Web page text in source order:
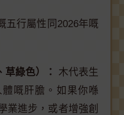
五行屬性同2026年嘅
綠色）：
木代表生
嘅肝膽。如果你喺
業進步，或者增強創